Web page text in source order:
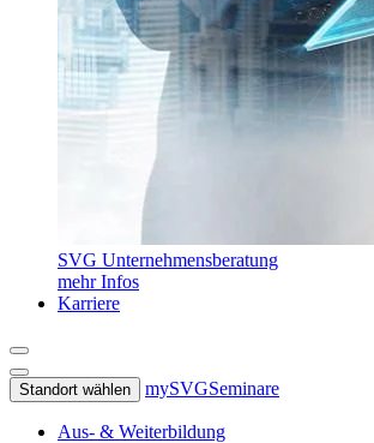
SVG Unternehmensberatung
mehr Infos
Karriere
Standort wählen mySVGSeminare
Aus- & Weiterbildung